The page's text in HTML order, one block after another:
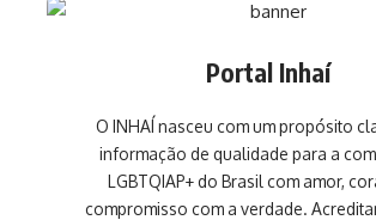
Portal Inhaí
O INHAÍ nasceu com um propósito
informação de qualidade para a
LGBTQIAP+ do Brasil com amor,
compromisso com a verdade.